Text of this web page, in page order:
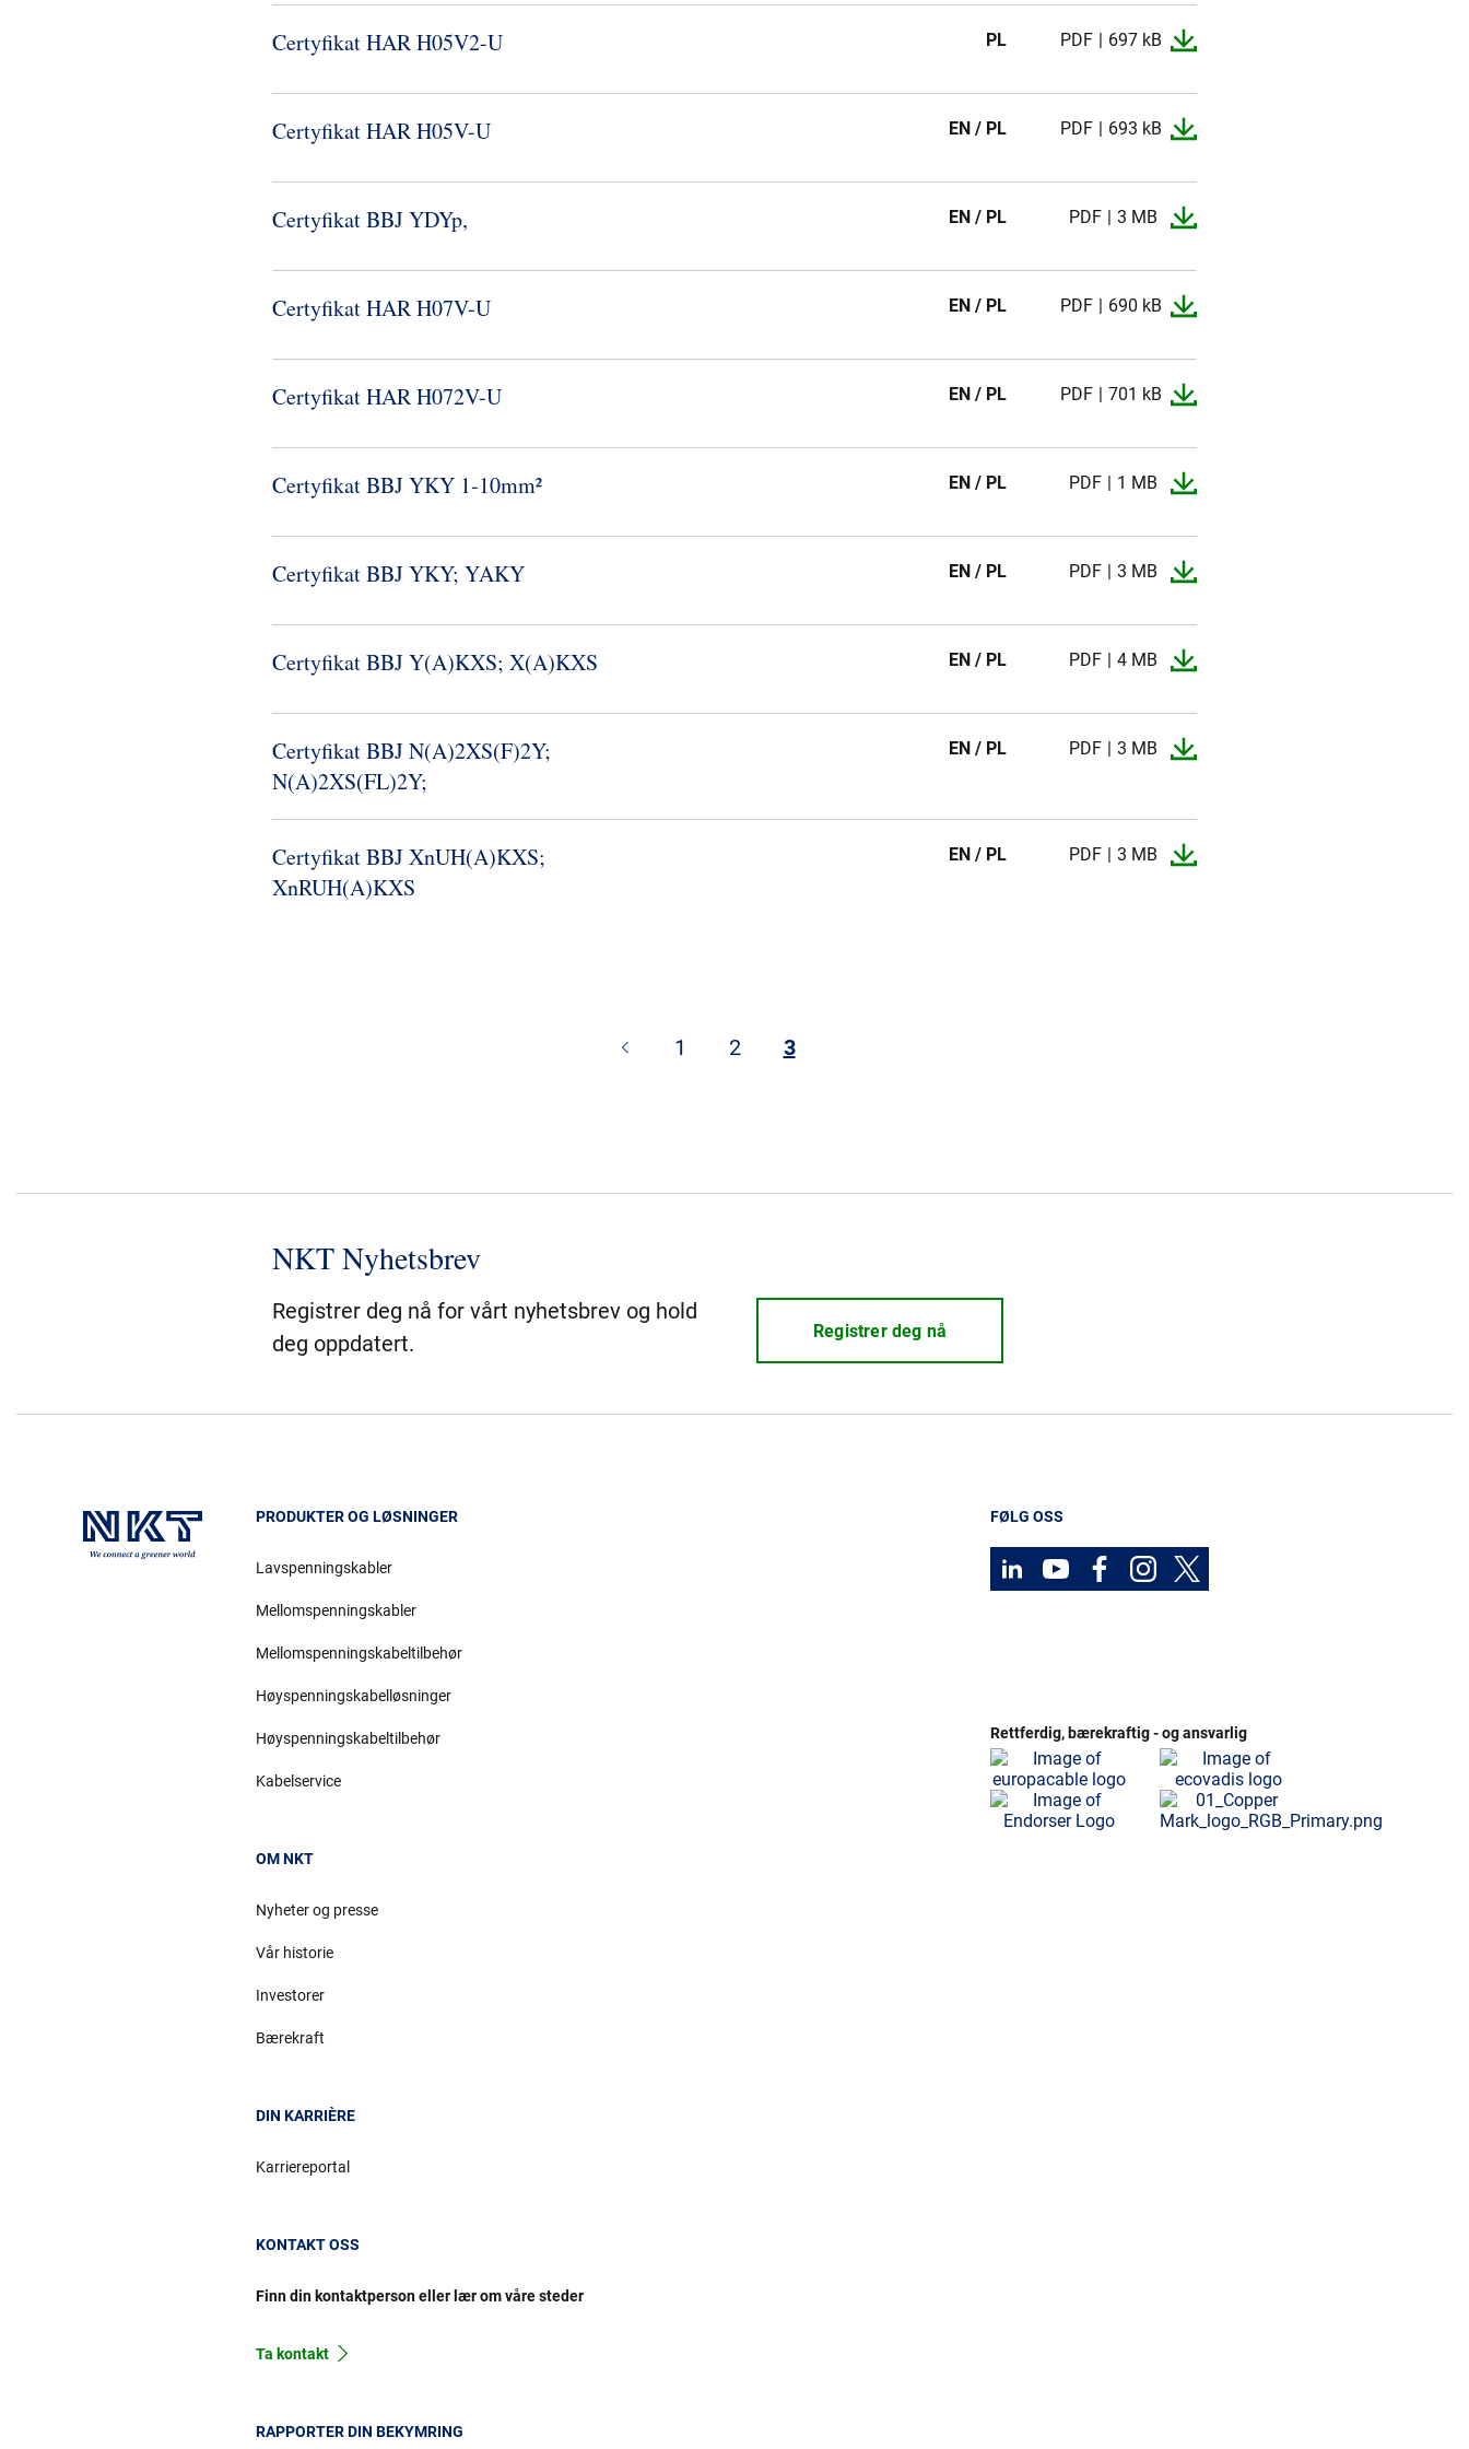
Certyfikat HAR H05V2-​U PL PDF 697 kB
Certyfikat HAR H05V-​U EN / PL PDF 693 kB
Certyfikat BBJ YDYp, EN / PL PDF 3 MB
Certyfikat HAR H07V-​U EN / PL PDF 690 kB
Certyfikat HAR H072V-​U EN / PL PDF 701 kB
Certyfikat BBJ YKY 1-​10mm² EN / PL PDF 1 MB
Certyfikat BBJ YKY; YAKY EN / PL PDF 3 MB
Certyfikat BBJ Y(A)KXS; X(A)KXS EN / PL PDF 4 MB
Certyfikat BBJ N(A)2XS(F)2Y;
N(A)2XS(FL)2Y;
EN / PL PDF 3 MB
Certyfikat BBJ XnUH(A)KXS;
XnRUH(A)KXS
EN / PL PDF 3 MB
1 2 3
NKT Nyhetsbrev
Registrer deg nå for vårt nyhetsbrev og hold
deg oppdatert.
Registrer deg nå
PRODUKTER OG LØSNINGER
Lavspenningskabler
Mellomspenningskabler
Mellomspenningskabeltilbehør
Høyspenningskabelløsninger
Høyspenningskabeltilbehør
Kabelservice
OM NKT
Nyheter og presse
Vår historie
Investorer
Bærekraft
DIN KARRIÈRE
Karriereportal
KONTAKT OSS
Finn din kontaktperson eller lær om våre steder
Ta kontakt
RAPPORTER DIN BEKYMRING
FØLG OSS
Rettferdig, bærekraftig - og ansvarlig